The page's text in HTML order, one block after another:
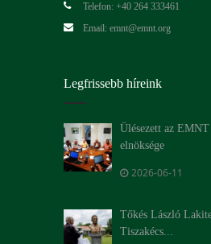
Telefon: +40 264 333461
Email: emnt@emnt.org
Legfrissebb híreink
Ülésezett az EMNT
elnöksége
2026-06-11
Tőkés László
Tiszakécs...